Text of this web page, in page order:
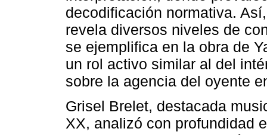
decodificación normativa.
revela diversos niveles de
se ejemplifica en la obra de
un rol activo similar al del
sobre la agencia del oyente
Grisel Brelet, destacada
XX, analizó con profundidad